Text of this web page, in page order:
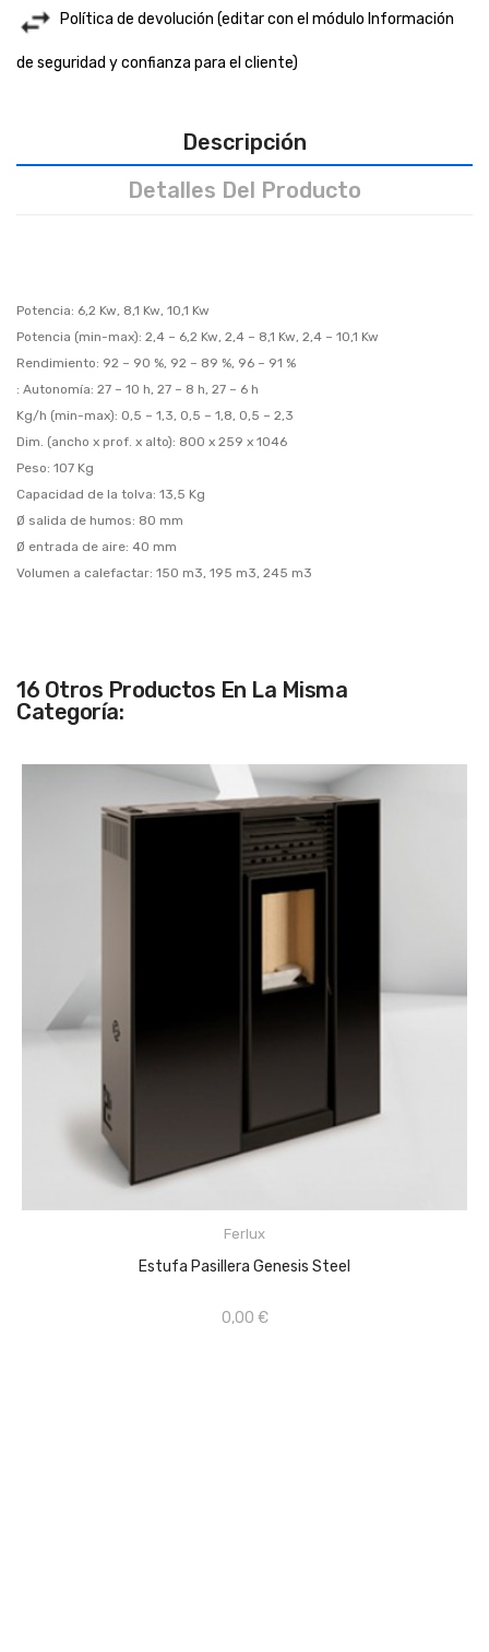
Política de devolución (editar con el módulo Información
de seguridad y confianza para el cliente)
Descripción
Detalles Del Producto
Potencia: 6,2 Kw, 8,1 Kw, 10,1 Kw
Potencia (min-max): 2,4 – 6,2 Kw, 2,4 – 8,1 Kw, 2,4 – 10,1 Kw
Rendimiento: 92 – 90 %, 92 – 89 %, 96 – 91 %
: Autonomía: 27 – 10 h, 27 – 8 h, 27 – 6 h
Kg/h (min-max): 0,5 – 1,3, 0,5 – 1,8, 0,5 – 2,3
Dim. (ancho x prof. x alto): 800 x 259 x 1046
Peso: 107 Kg
Capacidad de la tolva: 13,5 Kg
Ø salida de humos: 80 mm
Ø entrada de aire: 40 mm
Volumen a calefactar: 150 m3, 195 m3, 245 m3
16 Otros Productos En La Misma
Categoría:
Ferlux
Estufa Pasillera Genesis Steel
0,00 €
Frontal en acero, pintado en cuatro colores, que permiten ...
AÑADIR AL CARRITO